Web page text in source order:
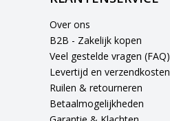
Over ons
B2B - Zakelijk kopen
Veel gestelde vragen (FAQ)
Levertijd en verzendkosten
Ruilen & retourneren
Betaalmogelijkheden